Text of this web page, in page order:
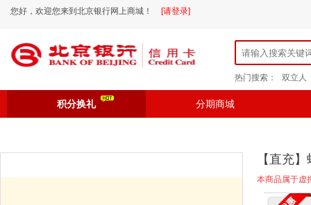
您好，欢迎您来到北京银行网上商城！ [请登录]
热门搜索： 双立人
积分换礼 分期商城
【直充
本商品属于虚